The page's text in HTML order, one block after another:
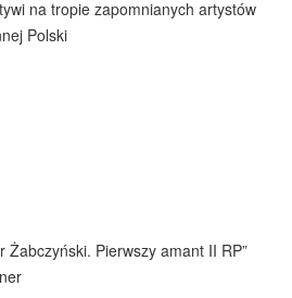
na tropie zapomnianych artystów
Polski
Żabczyński. Pierwszy amant II RP”